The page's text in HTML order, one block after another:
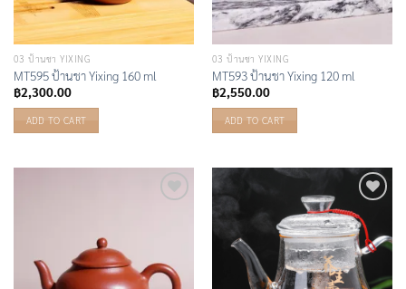
03 ป้านชา YIXING
MT595 ป้านชา Yixing 160 ml
฿2,300.00
ADD TO CART
03 ป้านชา YIXING
MT593 ป้านชา Yixing 120 ml
฿2,550.00
ADD TO CART
Add to
Wishlist